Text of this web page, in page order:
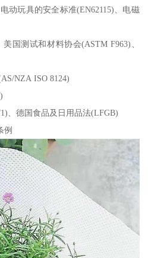
动玩具的安全标准(EN62115)、电磁
国测试和材料协会(ASTM F963)、
NZA ISO 8124)
、德国食品及日用品法(LFGB)
例